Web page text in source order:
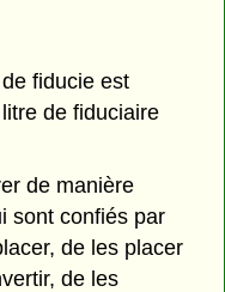
fiducie est
de fiduciaire
de manière
sont confiés par
de les placer
de les